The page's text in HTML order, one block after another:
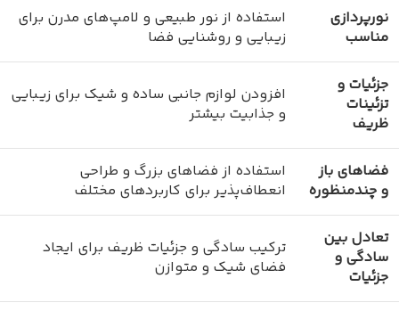
نورپردازی
مناسب
استفاده از نور طبیعی و لامپ‌های مدرن برای
زیبایی و روشنایی فضا
جزئیات و
تزئینات
ظریف
افزودن لوازم جانبی ساده و شیک برای زیبایی
و جذابیت بیشتر
فضاهای باز
و چندمنظوره
استفاده از فضاهای بزرگ و طراحی
انعطاف‌پذیر برای کاربردهای مختلف
تعادل بین
سادگی و
جزئیات
ترکیب سادگی و جزئیات ظریف برای ایجاد
فضای شیک و متوازن